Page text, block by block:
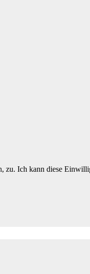
zu. Ich kann diese